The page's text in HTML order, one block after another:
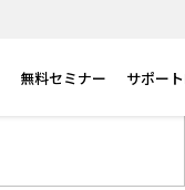
無料セミナー サポー